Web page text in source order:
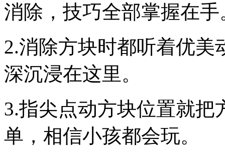
消除，技巧全部掌握在手
2.消除方块时都听着优
深沉浸在这里。
3.指尖点动方块位置就把
单，相信小孩都会玩。